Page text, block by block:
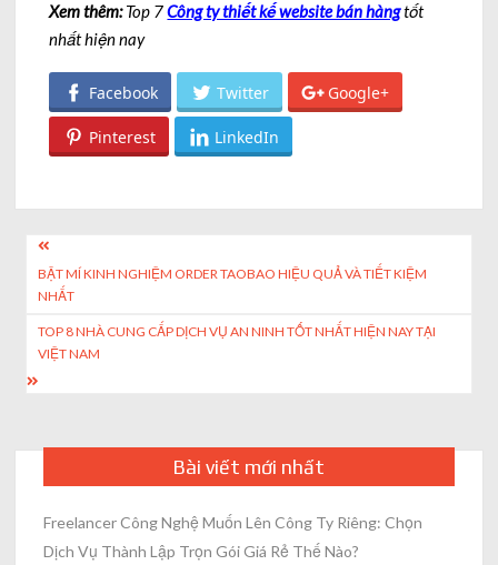
Xem thêm:Top 7Công ty thiết kế website bán hàngtốt
nhất hiện nay
Facebook Twitter Google+
Pinterest LinkedIn
Post
navigation
BẬT MÍ KINH NGHIỆM ORDER TAOBAO HIỆU QUẢ VÀ TIẾT KIỆM
NHẤT
TOP 8 NHÀ CUNG CẤP DỊCH VỤ AN NINH TỐT NHẤT HIỆN NAY TẠI
VIỆT NAM
Bài viết mới nhất
Freelancer Công Nghệ Muốn Lên Công Ty Riêng: Chọn
Dịch Vụ Thành Lập Trọn Gói Giá Rẻ Thế Nào?